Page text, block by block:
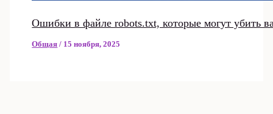
Ошибки в файле robots.txt, которые могут убить
Общая / 15 ноября, 2025